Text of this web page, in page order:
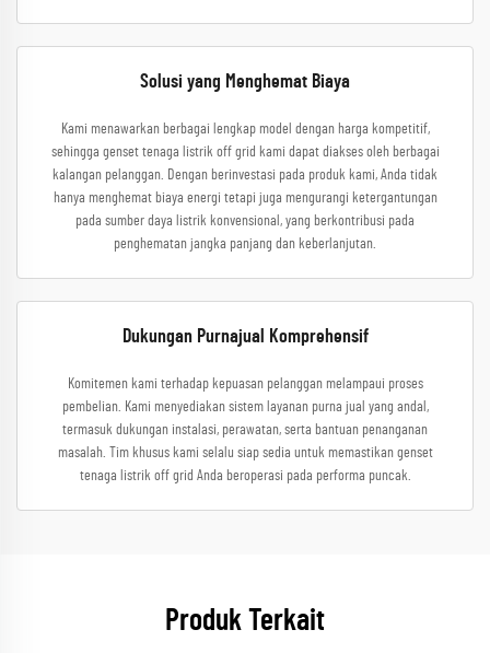
Solusi yang Menghemat Biaya
Kami menawarkan berbagai lengkap model dengan harga kompetitif,
sehingga genset tenaga listrik off grid kami dapat diakses oleh berbagai
kalangan pelanggan. Dengan berinvestasi pada produk kami, Anda tidak
hanya menghemat biaya energi tetapi juga mengurangi ketergantungan
pada sumber daya listrik konvensional, yang berkontribusi pada
penghematan jangka panjang dan keberlanjutan.
Dukungan Purnajual Komprehensif
Komitemen kami terhadap kepuasan pelanggan melampaui proses
pembelian. Kami menyediakan sistem layanan purna jual yang andal,
termasuk dukungan instalasi, perawatan, serta bantuan penanganan
masalah. Tim khusus kami selalu siap sedia untuk memastikan genset
tenaga listrik off grid Anda beroperasi pada performa puncak.
Produk Terkait